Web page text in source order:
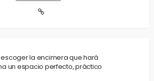
la encimera que hará
un espacio perfecto, práctico